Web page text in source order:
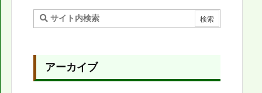
アーカイブ